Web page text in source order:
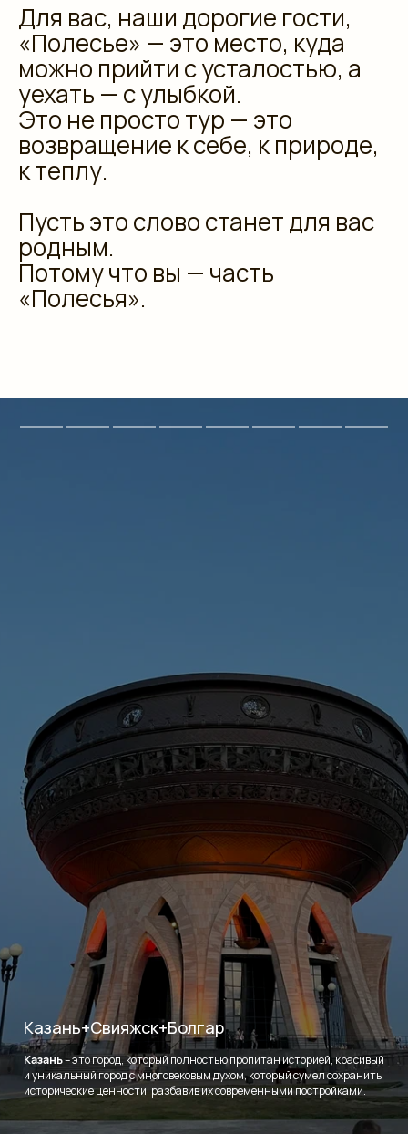
Для вас, наши дорогие гости,
«Полесье» — это место, куда
можно прийти с усталостью, а
уехать — с улыбкой.
Это не просто тур — это
возвращение к себе, к природе,
к теплу.
Пусть это слово станет для вас
родным.
Потому что вы — часть
«Полесья».
Казань+Свияжск+Болгар
Казань– это город, который полностью пропитан историей, красивый
и уникальный город с многовековым духом, который сумел сохранить
исторические ценности, разбавив их современными постройками.